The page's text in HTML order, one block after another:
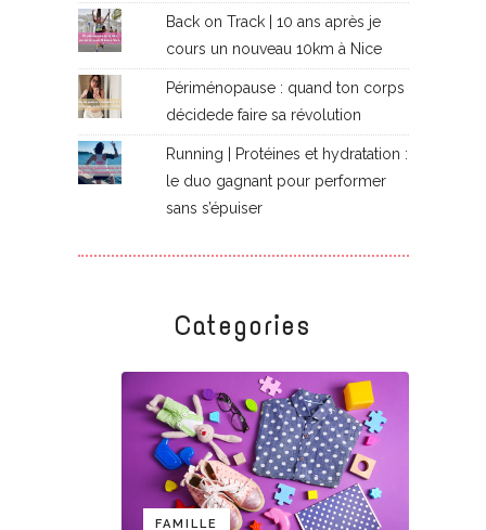
Back on Track | 10 ans après je
cours un nouveau 10km à Nice
Périménopause : quand ton corps
décidede faire sa révolution
Running | Protéines et hydratation :
le duo gagnant pour performer
sans s’épuiser
Categories
FAMILLE